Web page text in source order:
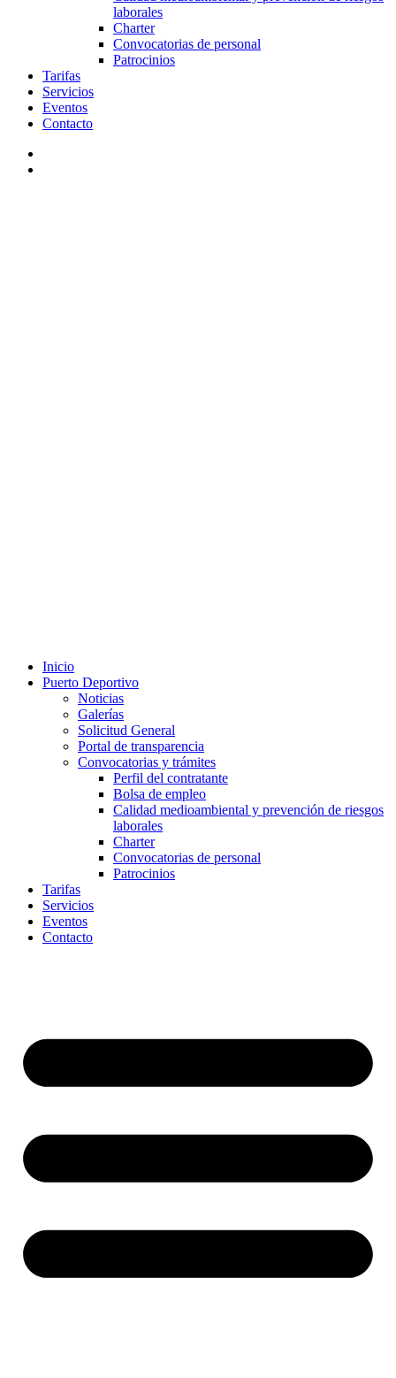
laborales
Charter
Convocatorias de personal
Patrocinios
Tarifas
Servicios
Eventos
Contacto
Inicio
Puerto Deportivo
Noticias
Galerías
Solicitud General
Portal de transparencia
Convocatorias y trámites
Perfil del contratante
Bolsa de empleo
Calidad medioambiental y prevención de riesgos
laborales
Charter
Convocatorias de personal
Patrocinios
Tarifas
Servicios
Eventos
Contacto